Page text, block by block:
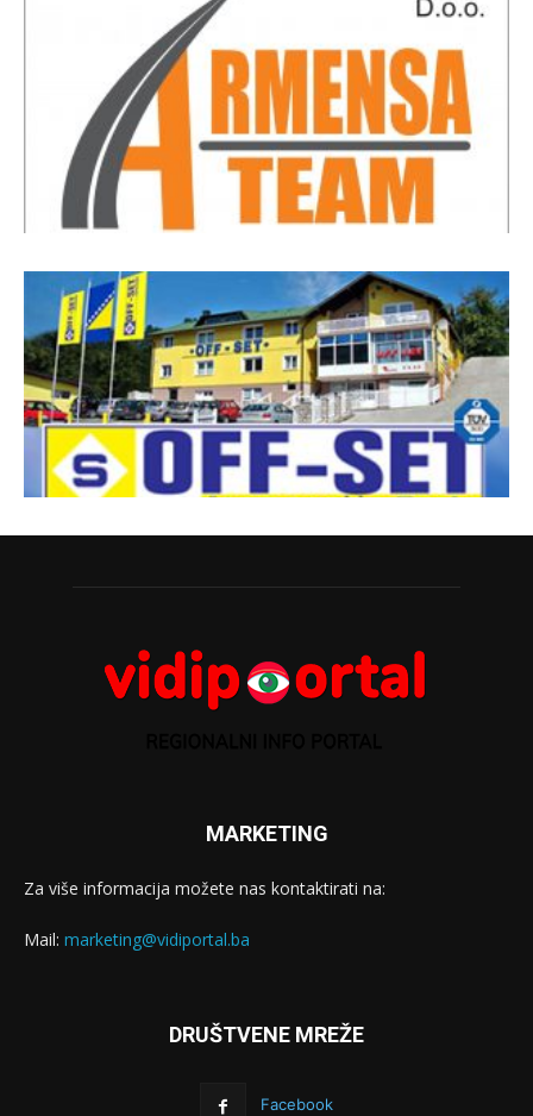
MARKETING
Za više informacija možete nas kontaktirati na:
Mail: marketing@vidiportal.ba
DRUŠTVENE MREŽE
Facebook